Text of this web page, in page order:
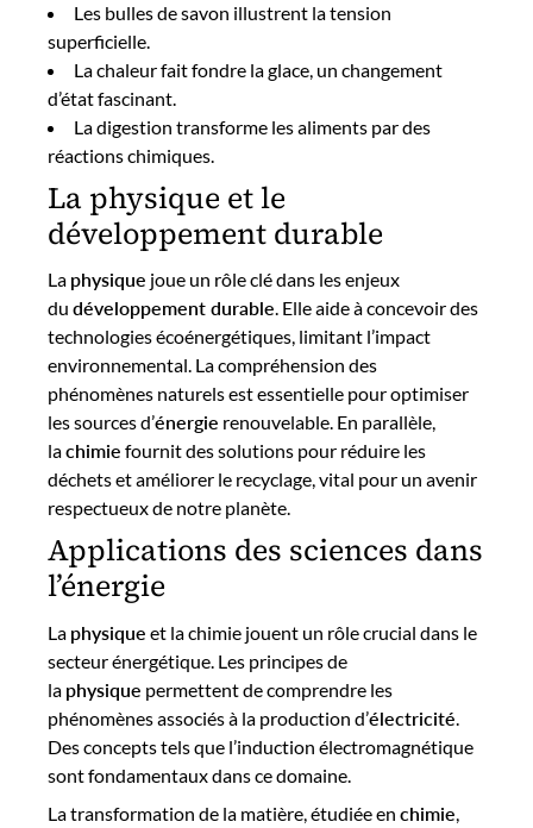
Les bulles de savon illustrent la tension
superficielle.
La chaleur fait fondre la glace, un changement
d’état fascinant.
La digestion transforme les aliments par des
réactions chimiques.
La physique et le
développement durable
La physique joue un rôle clé dans les enjeux
du développement durable. Elle aide à concevoir des
technologies écoénergétiques, limitant l’impact
environnemental. La compréhension des
phénomènes naturels est essentielle pour optimiser
les sources d’énergie renouvelable. En parallèle,
lachimie fournit des solutions pour réduire les
déchets et améliorer le recyclage, vital pour un avenir
respectueux de notre planète.
Applications des sciences dans
l’énergie
La physique et la chimie jouent un rôle crucial dans le
secteur énergétique. Les principes de
la physique permettent de comprendre les
phénomènes associés à la production d’électricité
Des concepts tels que l’induction électromagnétique
sont fondamentaux dans ce domaine.
La transformation de la matière, étudiée en chimie